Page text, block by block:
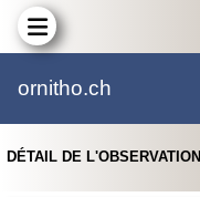
ornitho.ch
DÉTAIL DE L'OBSERVATION